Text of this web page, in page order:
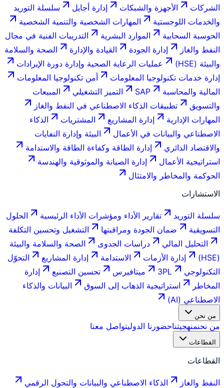
الشركات
الأجهزة والشبكات إدارة أجايل
سلسلة التوريد
والخدمات اللوجستية
المهارات الشخصية والتنمية الشخصية
الحوسبة السحابية
الموارد البشرية
التدريبات الفنية في مجال
النفط والغاز
إدارة الجودة القيادة والإدارة
الصحة والسلامة
والبيئة (HSE)
عمليات الرعاية الصحية وإدارة دورة الإيرادات
إدارة خدمات تكنولوجيا المعلومات
أمن تكنولوجيا المعلومات
المالية والمحاسبة
SAP التميز التشغيلي
المبيعات
والتسويق
تطبيقات الذكاء الاصطناعي في النفط والغاز
المهارات الإدارية
إدارة المشاريع المشتريات
الذكاء
الاصطناعي والبيانات في الأعمال
البيئة وإدارة النفايات
والاقتصاد الدائري
إدارة الطاقة وكفاءة الطاقة والاستدامة
استراتيجية الأعمال
إدارة الصيانة والموثوقية والهندسة
الحوكمة والمخاطر والامتثال
الاستشارات
سلسلة التوريد تقارير الأداء ومؤشرات الأداء الرئيسية
الحلول
التسويقية
ضمان الجودة ومراقبتها
التشغيل وتحسين التكلفة
التحليل المالي
دراسات الجدوى
الصحة والسلامة والبيئة
(HSE)
إدارة الأزمات الاستدامة إدارة المشاريع
التحوّل
التكنولوجي
3PL ميتافيرس تحسين التصنيع
إدارة
المخاطر
استراتيجية الذهاب إلى السوق
البيانات والذكاء
الاصطناعي (AI)
من نحن
من نحنمنهجيتناحضورنا الدوليتواصل معنا
القطاعات
القطاعات
النفط والغاز
الذكاء الاصطناعي والبيانات والتحول الرقمي